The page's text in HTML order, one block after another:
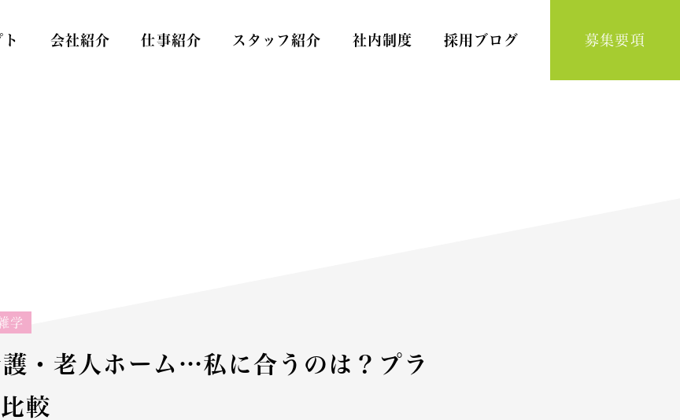
会社紹介 仕事紹介 スタッフ紹介 社内制度 採用ブログ 募集要項
学
・老人ホーム…私に合うのは？プラ
較